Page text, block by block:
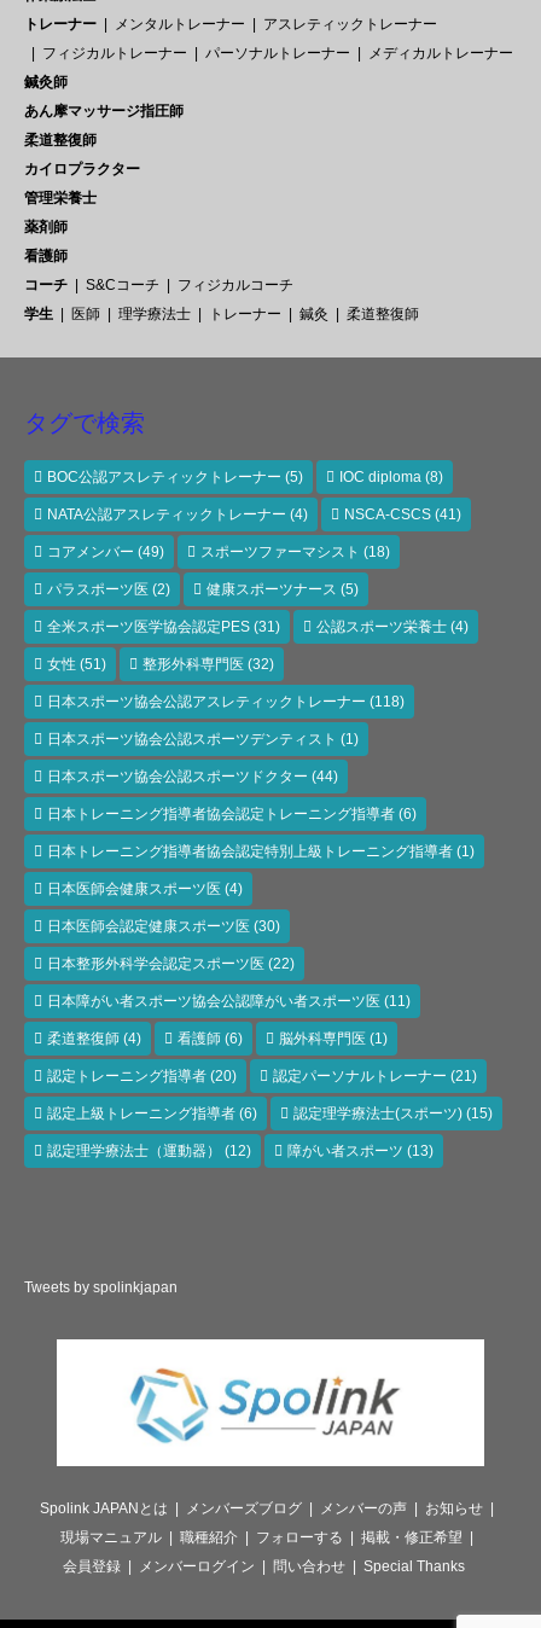
トレーナー
メンタルトレーナー
アスレティックトレーナー
フィジカルトレーナー
パーソナルトレーナー
メディカルトレーナー
鍼灸師
あん摩マッサージ指圧師
柔道整復師
カイロプラクター
管理栄養士
薬剤師
看護師
コーチ
S&Cコーチ
フィジカルコーチ
学生
医師 理学療法士 トレーナー 鍼灸 柔道整復師
タグで検索
BOC公認アスレティックトレーナー (5) IOC diploma (8)
NATA公認アスレティックトレーナー (4) NSCA-CSCS (41)
コアメンバー (49) スポーツファーマシスト (18)
パラスポーツ医 (2) 健康スポーツナース (5)
全米スポーツ医学協会認定PES (31) 公認スポーツ栄養士 (4)
女性 (51) 整形外科専門医 (32)
日本スポーツ協会公認アスレティックトレーナー (118)
日本スポーツ協会公認スポーツデンティスト (1)
日本スポーツ協会公認スポーツドクター (44)
日本トレーニング指導者協会認定トレーニング指導者 (6)
日本トレーニング指導者協会認定特別上級トレーニング指導者 (1)
日本医師会健康スポーツ医 (4)
日本医師会認定健康スポーツ医 (30)
日本整形外科学会認定スポーツ医 (22)
日本障がい者スポーツ協会公認障がい者スポーツ医 (11)
柔道整復師 (4) 看護師 (6) 脳外科専門医 (1)
認定トレーニング指導者 (20) 認定パーソナルトレーナー (21)
認定上級トレーニング指導者 (6) 認定理学療法士(スポーツ) (15)
認定理学療法士（運動器） (12) 障がい者スポーツ (13)
Tweets by spolinkjapan
Spolink JAPANとは メンバーズブログ メンバーの声
お知らせ
現場マニュアル
職種紹介 フォローする
掲載・修正希望
会員登録
メンバーログイン 問い合わせ Special Thanks